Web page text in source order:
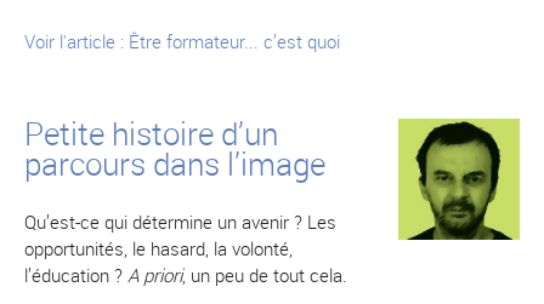
Voir l'article : Être formateur... c’est quoi
Petite histoire d’un
parcours dans l’image
Qu’est-ce qui détermine un avenir ? Les
opportunités, le hasard, la volonté,
l’éducation ? A priori, un peu de tout cela.